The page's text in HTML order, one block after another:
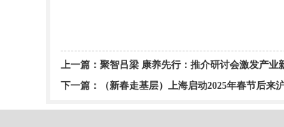
上一篇： 聚智吕梁 康养先行：推介研讨会激发产业
下一篇：
（新春走基层）上海启动2025年春节后